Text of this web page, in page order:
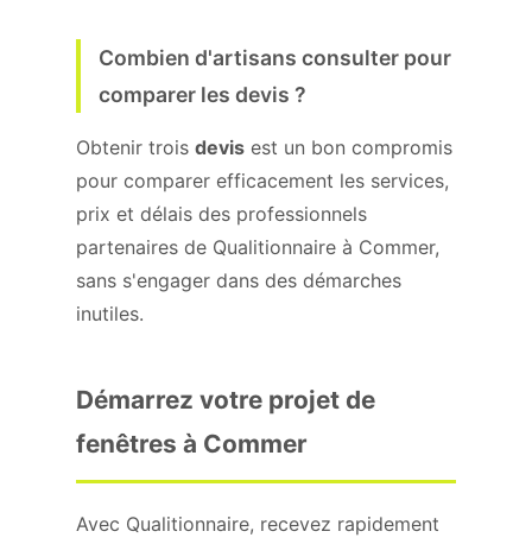
Combien d'artisans consulter pour
comparer les devis ?
Obtenir trois devis est un bon compromis
pour comparer efficacement les services,
prix et délais des professionnels
partenaires de Qualitionnaire à Commer,
sans s'engager dans des démarches
inutiles.
Démarrez votre projet de
fenêtres à Commer
Avec Qualitionnaire, recevez rapidement